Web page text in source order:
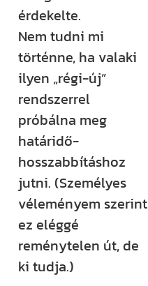
érdekelte.
Nem tudni mi
történne, ha valaki
ilyen „régi-új”
rendszerrel
próbálna meg
határidő-
hosszabbításhoz
jutni. (Személyes
véleményem szerint
ez eléggé
reménytelen út, de
ki tudja.)